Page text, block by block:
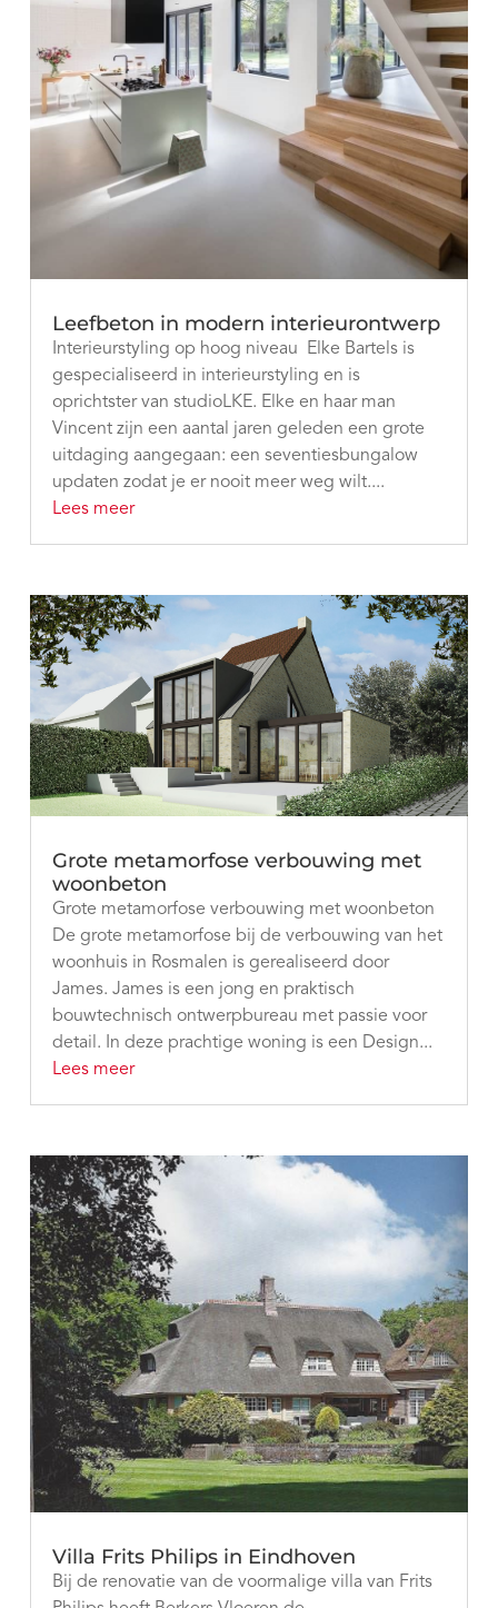
Leefbeton in modern interieurontwerp
Interieurstyling op hoog niveau Elke Bartels is
gespecialiseerd in interieurstyling en is
oprichtster van studioLKE. Elke en haar man
Vincent zijn een aantal jaren geleden een grote
uitdaging aangegaan: een seventiesbungalow
updaten zodat je er nooit meer weg wilt....
Lees meer
Grote metamorfose verbouwing met
woonbeton
Grote metamorfose verbouwing met woonbeton
De grote metamorfose bij de verbouwing van het
woonhuis in Rosmalen is gerealiseerd door
James. James is een jong en praktisch
bouwtechnisch ontwerpbureau met passie voor
detail. In deze prachtige woning is een Design...
Lees meer
Villa Frits Philips in Eindhoven
Bij de renovatie van de voormalige villa van Frits